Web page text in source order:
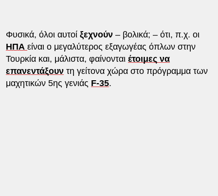
Φυσικά, όλοι αυτοί ξεχνούν – βολικά; – ότι, π.χ. οι
ΗΠΑ είναι ο μεγαλύτερος εξαγωγέας όπλων στην
Τουρκία και, μάλιστα, φαίνονται έτοιμες να
επανεντάξουντη γείτονα χώρα στο πρόγραμμα των
μαχητικών 5ης γενιάς F-35.